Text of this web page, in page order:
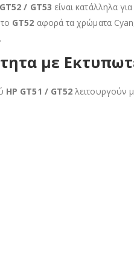
/ GT53 είναι κατάλληλα
GT52 αφορά τα χρώματα
με
HP GT51 / GT52 λειτουργούν